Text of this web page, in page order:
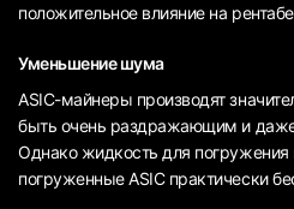
положительное влияние на
Уменьшение шума
ASIC-майнеры производят
быть очень раздражающим и
Однако жидкость для
погруженные ASIC практически